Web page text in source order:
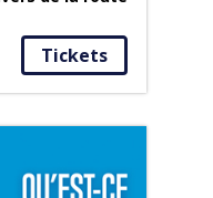
Tickets